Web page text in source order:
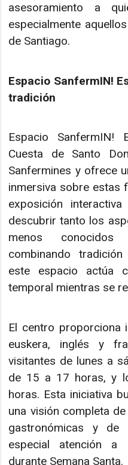
asesoramiento a
especialmente
de Santiago.
Espacio SanfermIN!
tradición
Espacio SanfermIN!
Cuesta de Santo
Sanfermines y ofrece
inmersiva sobre estas
exposición
descubrir tanto los
menos
combinando
este espacio actúa
temporal mientras se
El centro proporciona
euskera, inglés y
visitantes de lunes a
de 15 a 17 horas, y
horas. Esta iniciativa
una visión completa
gastronómicas y de
especial atención a
durante Semana Santa.